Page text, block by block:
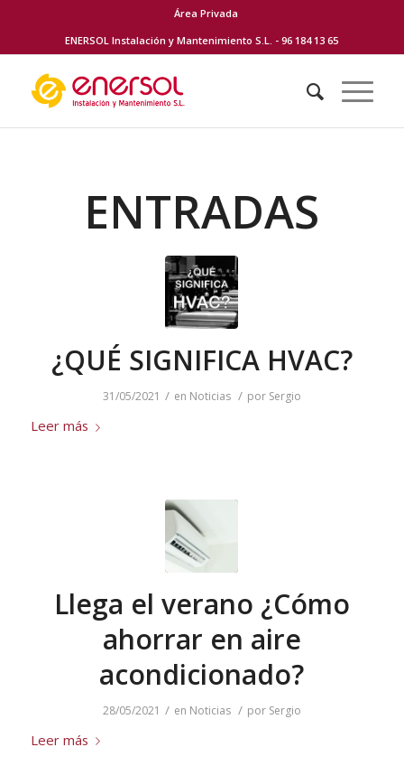
Área Privada
ENERSOL Instalación y Mantenimiento S.L. - 96 184 13 65
ENTRADAS
¿QUÉ SIGNIFICA HVAC?
31/05/2021 / en Noticias / por Sergio
Leer más
Llega el verano ¿Cómo
ahorrar en aire
acondicionado?
28/05/2021 / en Noticias / por Sergio
Leer más